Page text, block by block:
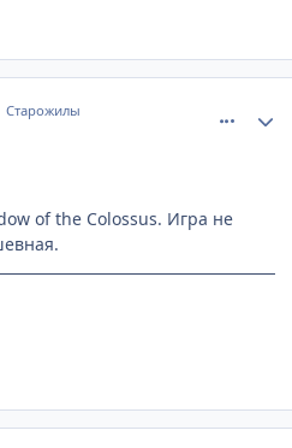
Старожилы
of the Colossus. Игра не